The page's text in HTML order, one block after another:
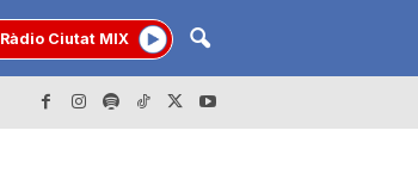
Ràdio Ciutat MIX